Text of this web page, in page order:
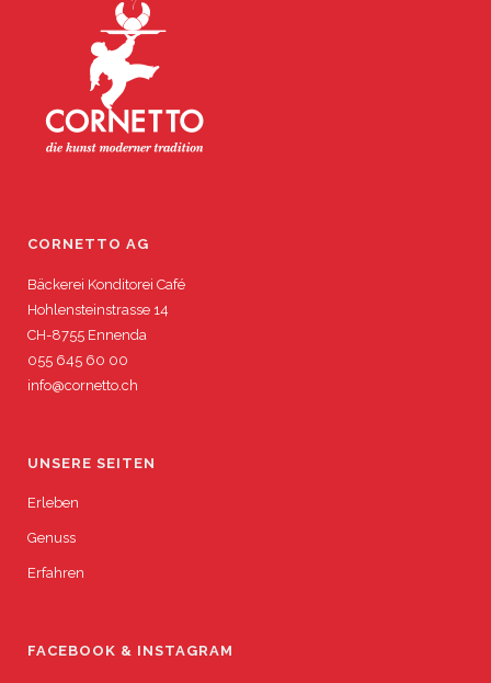
CORNETTO AG
Bäckerei Konditorei Café
Hohlensteinstrasse 14
CH-8755 Ennenda
055 645 60 00
info@cornetto.ch
UNSERE SEITEN
Erleben
Genuss
Erfahren
FACEBOOK & INSTAGRAM